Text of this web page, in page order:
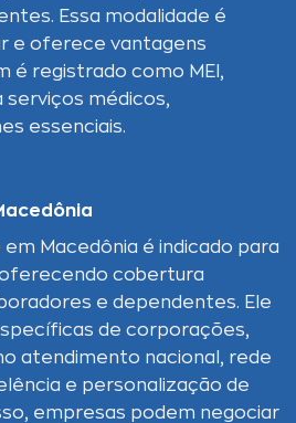
Essa modalidade é
e oferece vantagens
é registrado como MEI,
serviços médicos,
essenciais.
Macedônia é indicado para
cobertura
e dependentes. Ele
de corporações,
atendimento nacional, rede
e personalização de
empresas podem negociar